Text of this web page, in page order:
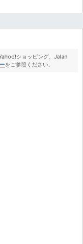
ショッピング、Jalan
をご参照ください。